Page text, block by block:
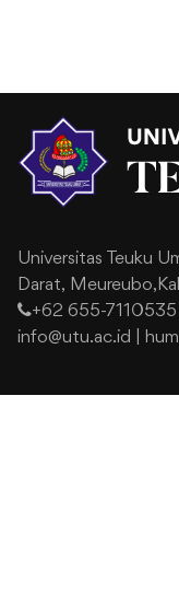
Universitas Teuku
Darat,
+62 655-7110535
info@utu.ac.id